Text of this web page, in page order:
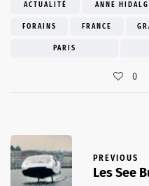
ACTUALITÉ ANNE
FORAINS FRANCE
PARIS
0
PREVIOUS
Les See